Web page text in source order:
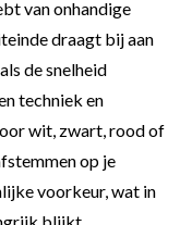
van onhandige
draagt bij aan
de snelheid
techniek en
wit, zwart, rood of
op je
voorkeur, wat in